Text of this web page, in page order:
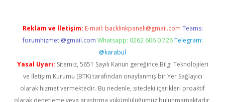
Reklam ve İletişim: E-mail: backlinkpaneli@gmail.com Teams:
forumhizmeti@gmail.com Whatsapp: 0262 606 0 726 Telegram:
@karabul
Yasal Uyarı: Sitemiz, 5651 Sayılı Kanun gereğince Bilgi Teknolojileri
ve İletişim Kurumu (BTK) tarafından onaylanmış bir Yer Sağlayıcı
olarak hizmet vermektedir. Bu nedenle, sitedeki içerikleri proaktif
olarak denetleme veya araştırma yükümlülüğümüz bulunmamaktadır.